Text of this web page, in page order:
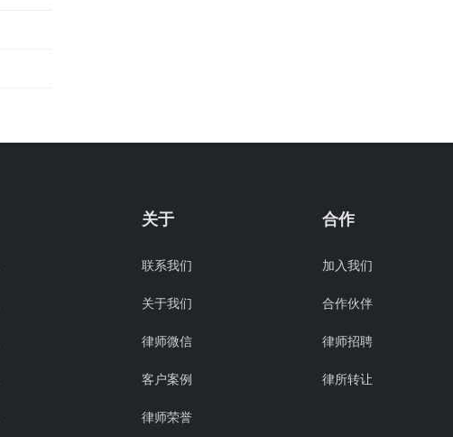
关于
联系我们
关于我们
律师微信
客户案例
律师荣誉
合作
加入我们
合作伙伴
律师招聘
律所转让